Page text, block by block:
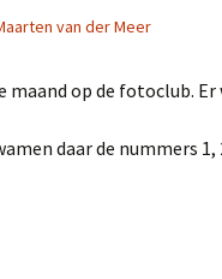
van der Meer
maand op de fotoclub. Er
daar de nummers 1,